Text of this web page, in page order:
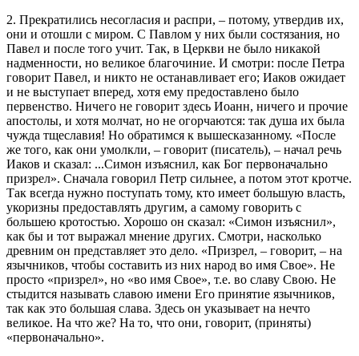
2. Прекратились несогласия и распри, – потому, утвердив их,
они и отошли с миром. С Павлом у них были состя­зания, но
Павел и после того учит. Так, в Церкви не было никакой
надменности, но великое благочиние. И смотри: после Петра
говорит Павел, и никто не останавливает его; Иаков ожидает
и не выступает вперед, хотя ему предоставлено было
первенство. Ничего не говорит здесь Иоанн, ничего и прочие
апостолы, и хотя молчат, но не огорчаются: так душа их была
чужда тщеславия! Но обратимся к вышесказанному. «После
же того, как они умолкли, – говорит (писатель), – начал речь
Иаков и сказал: ...Симон изъяснил, как Бог первоначально
призрел». Сначала говорил Петр силь­нее, а потом этот кротче.
Так всегда нужно поступать тому, кто имеет большую власть,
укоризны предоставлять другим, а самому говорить с
большею кротостью. Хорошо он сказал: «Симон изъяснил»,
как бы и тот выражал мнение других. Смотри, насколько
древним он представляет это дело. «Призрел, – гово­рит, – на
язычников, чтобы составить из них народ во имя Свое». Не
просто «призрел», но «во имя Свое», т.е. во славу Свою. Не
стыдится называть славою имени Его принятие язычников,
так как это большая слава. Здесь он указывает на нечто
великое. На что же? На то, что они, говорит, (приняты)
«первоначально».